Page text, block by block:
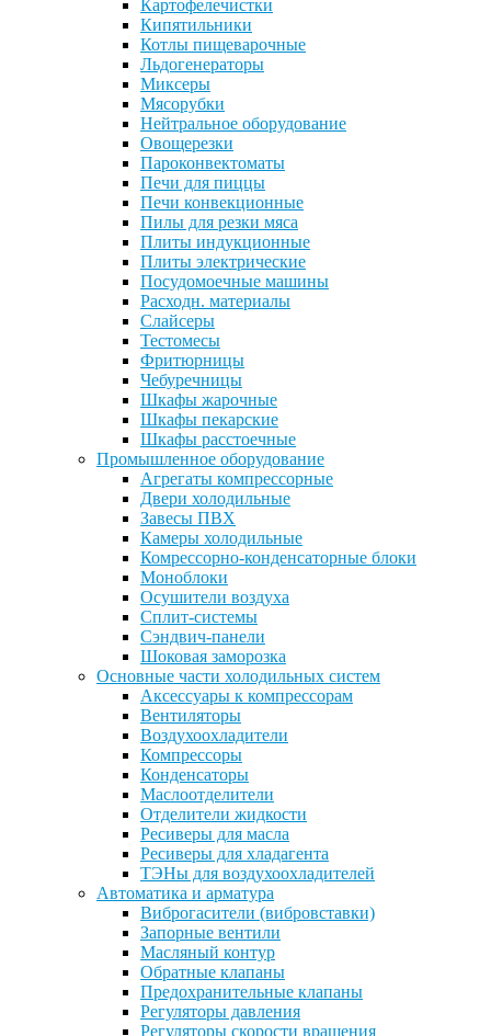
Картофелечистки
Кипятильники
Котлы пищеварочные
Льдогенераторы
Миксеры
Мясорубки
Нейтральное оборудование
Овощерезки
Пароконвектоматы
Печи для пиццы
Печи конвекционные
Пилы для резки мяса
Плиты индукционные
Плиты электрические
Посудомоечные машины
Расходн. материалы
Слайсеры
Тестомесы
Фритюрницы
Чебуречницы
Шкафы жарочные
Шкафы пекарские
Шкафы расстоечные
Промышленное оборудование
Агрегаты компрессорные
Двери холодильные
Завесы ПВХ
Камеры холодильные
Комрессорно-конденсаторные блоки
Моноблоки
Осушители воздуха
Сплит-системы
Сэндвич-панели
Шоковая заморозка
Основные части холодильных систем
Аксессуары к компрессорам
Вентиляторы
Воздухоохладители
Компрессоры
Конденсаторы
Маслоотделители
Отделители жидкости
Ресиверы для масла
Ресиверы для хладагента
ТЭНы для воздухоохладителей
Автоматика и арматура
Виброгасители (вибровставки)
Запорные вентили
Масляный контур
Обратные клапаны
Предохранительные клапаны
Регуляторы давления
Регуляторы скорости вращения